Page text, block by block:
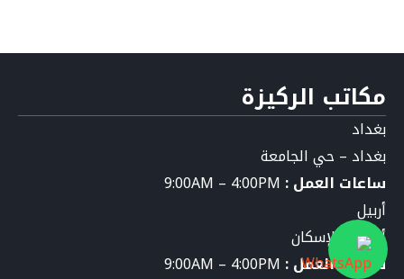
مكاتب الركيزة
بغداد
بغداد – حي الجامعة
ساعات العمل : 9:00AM – 4:00PM
أربيل
أربيل – الإسكان
ساعات العمل : 9:00AM – 4:00PM